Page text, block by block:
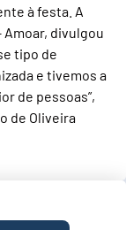
à festa. A
Amoar, divulgou
tipo de
e tivemos a
de pessoas”,
de Oliveira